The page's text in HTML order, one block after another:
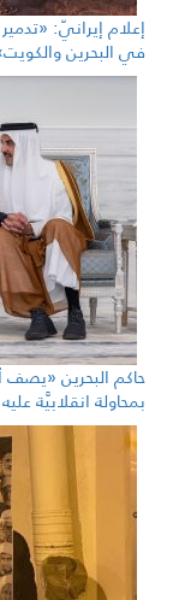
إعلام إيرانيّ: «تدمير
في البحرين والكويت»
حاكم البحرين «يصف
بمحاولة انقلابيَّة عليه